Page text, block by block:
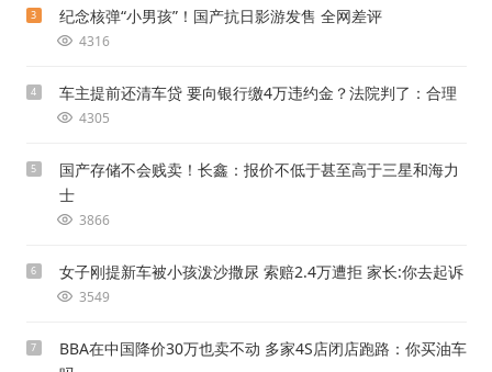
3 纪念核弹“小男孩”！国产抗日影游发售 全网差评
4316
4 车主提前还清车贷 要向银行缴4万违约金？法院判了：合理
4305
5
国产存储不会贱卖！长鑫：报价不低于甚至高于三星和海力
士
3866
6 女子刚提新车被小孩泼沙撒尿 索赔2.4万遭拒 家长:你去起诉
3549
7
BBA在中国降价30万也卖不动 多家4S店闭店跑路：你买油车